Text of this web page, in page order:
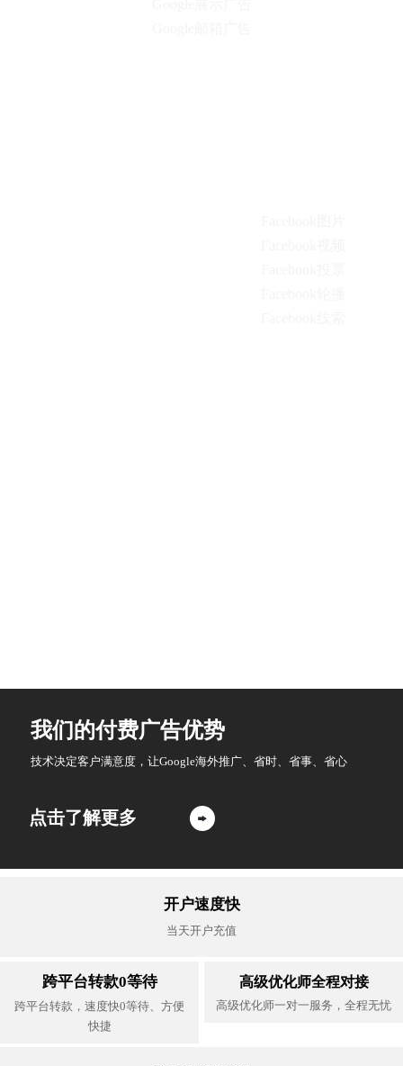
我们的付费广告优势
技术决定客户满意度，让Google海外推广、省时、省事、省心
点击了解更多 
开户速度快
当天开户充值
跨平台转款0等待
跨平台转款，速度快0等待、方便
快捷
高级优化师全程对接
高级优化师一对一服务，全程无忧